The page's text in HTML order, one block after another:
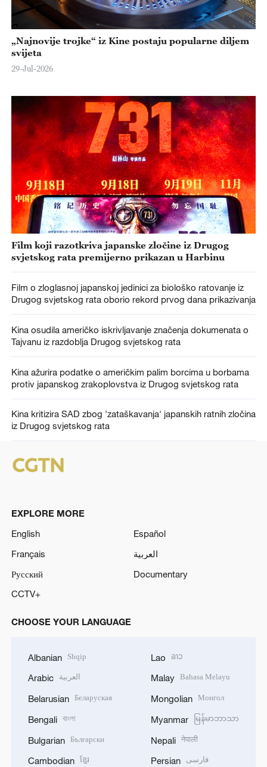
„Najnovije trojke“ iz Kine postaju popularne diljem
svijeta
29-Jul-2026
Film koji razotkriva japanske zločine iz Drugog
svjetskog rata premijerno prikazan u Harbinu
Film o zloglasnoj japanskoj jedinici za biološko ratovanje iz
Drugog svjetskog rata oborio rekord prvog dana prikazivanja
Kina osudila američko iskrivljavanje značenja dokumenata o
Tajvanu iz razdoblja Drugog svjetskog rata
Kina ažurira podatke o američkim palim borcima u borbama
protiv japanskog zrakoplovstva iz Drugog svjetskog rata
Kina kritizira SAD zbog 'zataškavanja' japanskih ratnih zločina
iz Drugog svjetskog rata
EXPLORE MORE
English
Español
Français
العربية
Русский
Documentary
CCTV+
CHOOSE YOUR LANGUAGE
Albanian Shqip
Arabic العربية
Belarusian Беларуская
Bengali বাংলা
Bulgarian Български
Cambodian ខ្មែរ
Lao ລາວ
Malay Bahasa Melayu
Mongolian Монгол
Myanmar မြန်မာဘာသာ
Nepali नेपाली
Persian فارسی